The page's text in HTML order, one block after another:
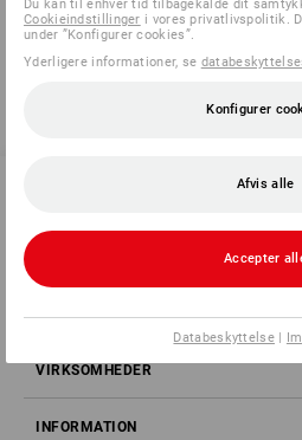
SERVICE 70
SERVICE
VIRKSOMHEDER
INFORMATION
Du kan til enhver tid tilbagekalde dit
Cookieindstillinger i vores privatlivspolitik.
under ”Konfigurer cookies”.
Yderligere informationer, se
Konfigurer
Afvis alle
Accepter
Databeskyttelse|